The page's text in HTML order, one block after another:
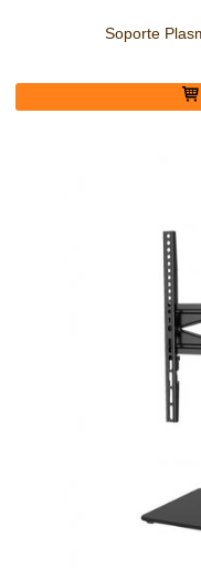
Soporte